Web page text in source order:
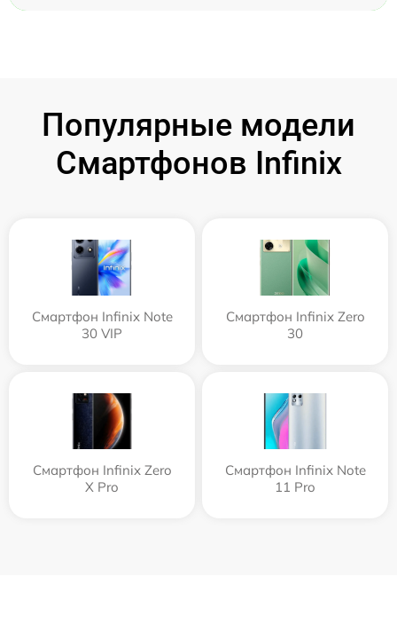
Популярные модели
Смартфонов Infinix
Смартфон Infinix Note
30 VIP
Смартфон Infinix Zero
30
Смартфон Infinix Zero
X Pro
Смартфон Infinix Note
11 Pro